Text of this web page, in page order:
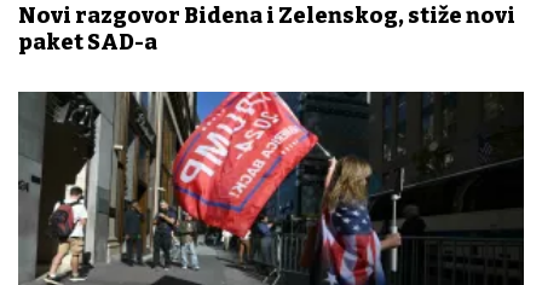
Novi razgovor Bidena i Zelenskog, stiže novi
paket SAD-a